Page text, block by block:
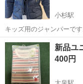
小杉駅
キッズ用のジャンパーです。 あくまで中古品ですので、ノークレ
でお願い
富山 射水市 小杉駅
新品ユ
400円